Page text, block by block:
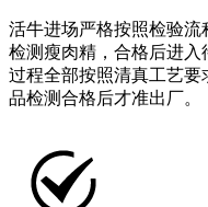
活牛进场严格按照检验
检测瘦肉精，合格后进
过程全部按照清真工艺
品检测合格后才准出厂。